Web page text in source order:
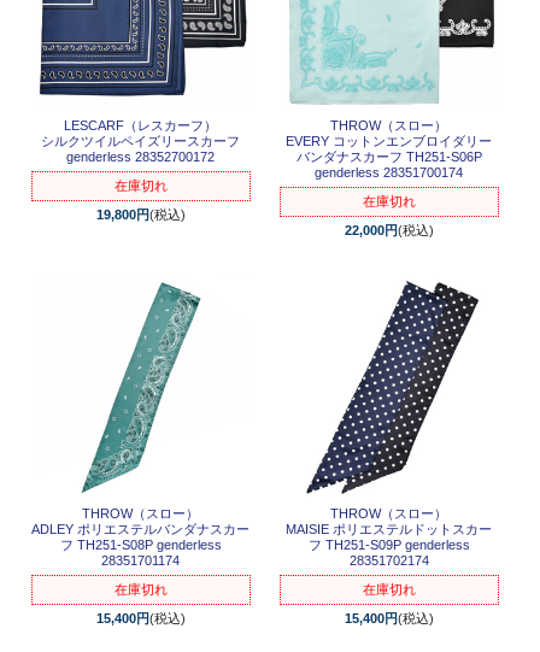
LESCARF（レスカーフ）
シルクツイルペイズリースカーフ
genderless 28352700172
在庫切れ
19,800円(税込)
THROW（スロー）
EVERY コットンエンブロイダリー
バンダナスカーフ TH251-S06P
genderless 28351700174
在庫切れ
22,000円(税込)
THROW（スロー）
ADLEY ポリエステルバンダナスカー
フ TH251-S08P genderless
28351701174
在庫切れ
15,400円(税込)
THROW（スロー）
MAISIE ポリエステルドットスカー
フ TH251-S09P genderless
28351702174
在庫切れ
15,400円(税込)